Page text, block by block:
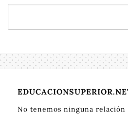
No tenemos ninguna